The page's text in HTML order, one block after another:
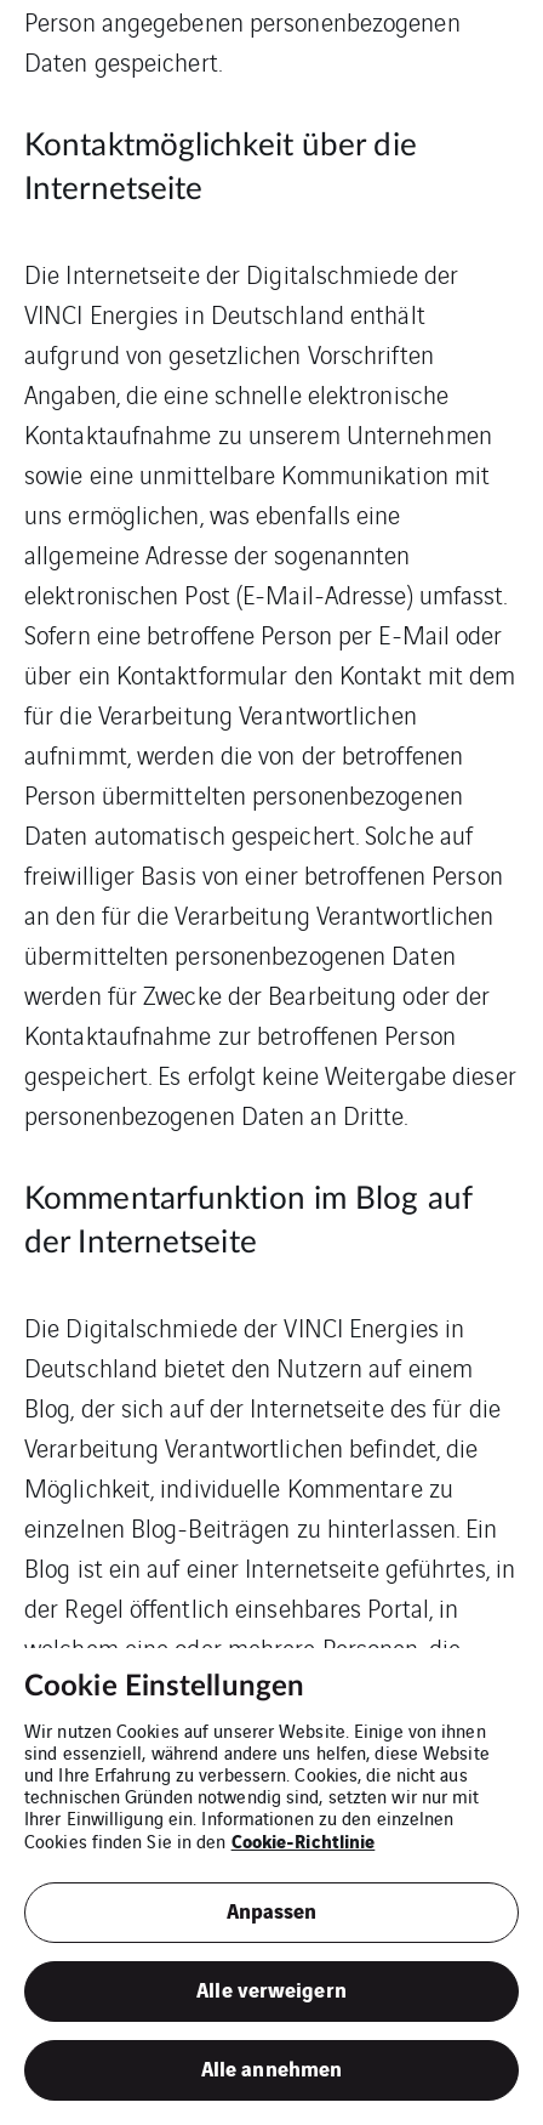
Person angegebenen personenbezogenen
Daten gespeichert.
Kontaktmöglichkeit über die
Internetseite
Die Internetseite der Digitalschmiede der
VINCI Energies in Deutschland enthält
aufgrund von gesetzlichen Vorschriften
Angaben, die eine schnelle elektronische
Kontaktaufnahme zu unserem Unternehmen
sowie eine unmittelbare Kommunikation mit
uns ermöglichen, was ebenfalls eine
allgemeine Adresse der sogenannten
elektronischen Post (E-Mail-Adresse) umfasst.
Sofern eine betroffene Person per E-Mail oder
über ein Kontaktformular den Kontakt mit dem
für die Verarbeitung Verantwortlichen
aufnimmt, werden die von der betroffenen
Person übermittelten personenbezogenen
Daten automatisch gespeichert. Solche auf
freiwilliger Basis von einer betroffenen Person
an den für die Verarbeitung Verantwortlichen
übermittelten personenbezogenen Daten
werden für Zwecke der Bearbeitung oder der
Kontaktaufnahme zur betroffenen Person
gespeichert. Es erfolgt keine Weitergabe dieser
personenbezogenen Daten an Dritte.
Kommentarfunktion im Blog auf
der Internetseite
Die Digitalschmiede der VINCI Energies in
Deutschland bietet den Nutzern auf einem
Blog, der sich auf der Internetseite des für die
Verarbeitung Verantwortlichen befindet, die
Möglichkeit, individuelle Kommentare zu
einzelnen Blog-Beiträgen zu hinterlassen. Ein
Blog ist ein auf einer Internetseite geführtes, in
der Regel öffentlich einsehbares Portal, in
welchem eine oder mehrere Personen, die
Blogger oder Web-Blogger genannt werden,
Artikel posten oder Gedanken in sogenannten
Blogposts niederschreiben können. Die
Blogposts können in der Regel von Dritten
kommentiert werden.
Hinterlässt eine betroffene Person einen
Kommentar in dem auf dieser Internetseite
veröffentlichten Blog, werden neben den von
der betroffenen Person hinterlassenen
Kommentaren auch Angaben zum Zeitpunkt
Cookie Einstellungen
Wir nutzen Cookies auf unserer Website. Einige von ihnen
sind essenziell, während andere uns helfen, diese Website
und Ihre Erfahrung zu verbessern. Cookies, die nicht aus
technischen Gründen notwendig sind, setzten wir nur mit
Ihrer Einwilligung ein. Informationen zu den einzelnen
Cookies finden Sie in den Cookie-Richtlinie
Anpassen
Alle verweigern
Alle annehmen